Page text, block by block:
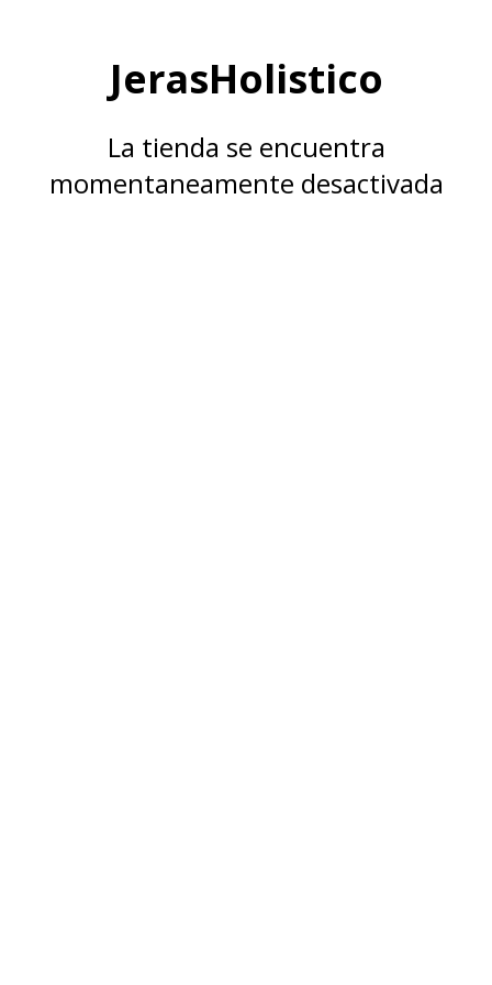
JerasHolistico
La tienda se encuentra
momentaneamente desactivada